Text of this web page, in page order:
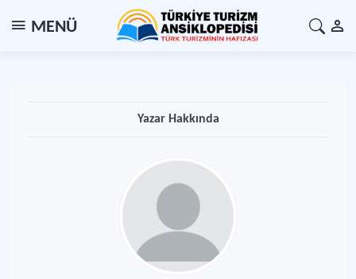
MENÜ
Yazar Hakkında